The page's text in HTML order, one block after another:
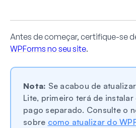
Antes de começar, certifique-se
WPForms no seu site.
Nota: Se acabou de
Lite, primeiro terá de
pago separado. Consulte o
sobre como atualizar do